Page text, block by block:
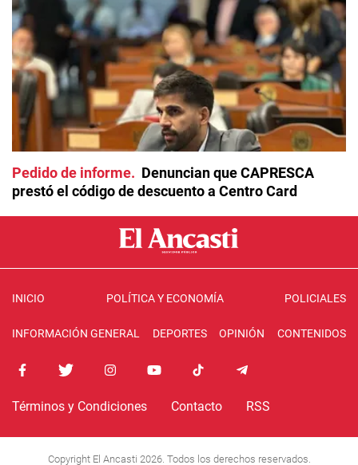
Pedido de informe
Denuncian que CAPRESCA
prestó el código de descuento a Centro Card
INICIO POLÍTICA Y ECONOMÍA POLICIALES
INFORMACIÓN GENERAL DEPORTES OPINIÓN CONTENIDOS
Términos y Condiciones Contacto RSS
Copyright El Ancasti 2026. Todos los derechos reservados.